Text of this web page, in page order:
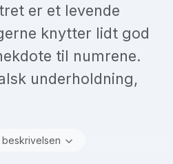
er et levende
knytter lidt god
til numrene.
underholdning,